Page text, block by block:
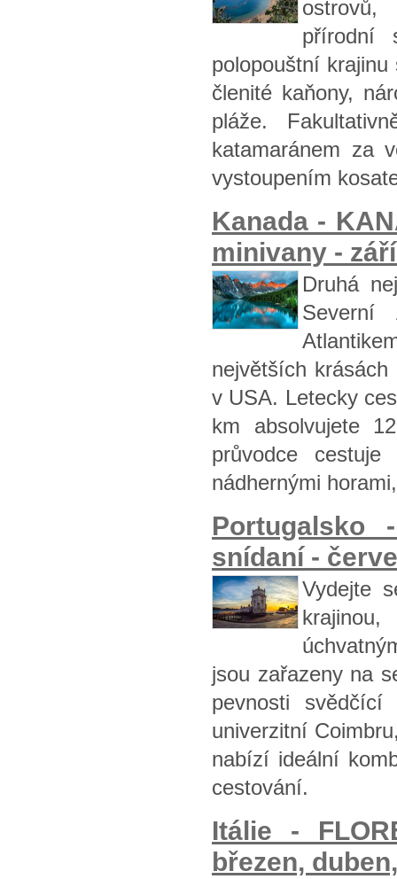
ostrovů,
přírodní
polopouštní
členité kaňony,
pláže.
katamaránem za
vystoupením
Kanada -
minivany -
Druhá
Severní
největších
v USA. Letecky
km absolvujete
průvodce
nádhernými
Portugalsko
snídaní -
Vydejte
jsou zařazeny na
pevnosti
univerzitní
nabízí ideální
cestování.
Itálie -
březen,